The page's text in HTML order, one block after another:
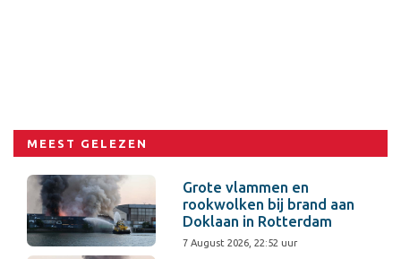
MEEST GELEZEN
Grote vlammen en
rookwolken bij brand aan
Doklaan in Rotterdam
7 August 2026, 22:52 uur